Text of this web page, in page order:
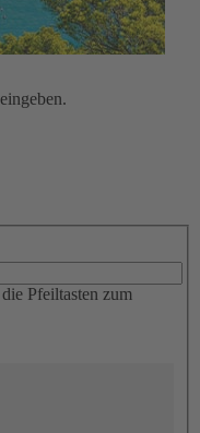
Pfeiltasten zum